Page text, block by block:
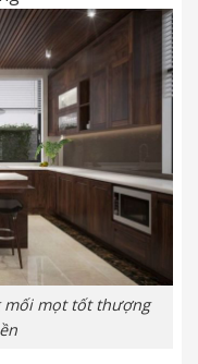
mối mọt tốt thượng